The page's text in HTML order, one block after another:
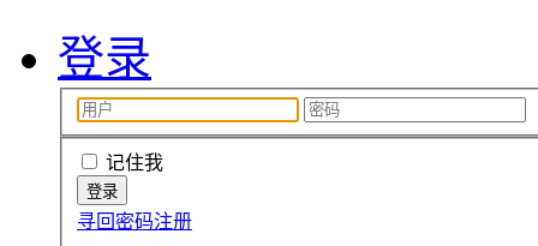
登录
记住我
寻回密码注册